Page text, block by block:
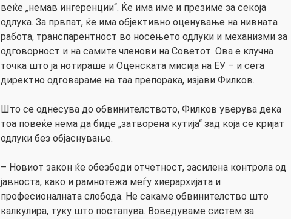
веќе „немав ингеренции“. Ќе има име и презиме за секоја
одлука. За првпат, ќе има објективно оценување на нивната
работа, транспарентност во носењето одлуки и механизми за
одговорност и на самите членови на Советот. Ова е клучна
точка што ја нотираше и Оценската мисија на ЕУ – и сега
директно одговараме на таа препорака, изјави Филков.
Што се однесува до обвинителството, Филков уверува дека
тоа повеќе нема да биде „затворена кутија“ зад која се кријат
одлуки без објаснување.
– Новиот закон ќе обезбеди отчетност, засилена контрола од
јавноста, како и рамнотежа меѓу хиерархијата и
професионалната слобода. Не сакаме обвинителство што
калкулира, туку што постапува. Воведуваме систем за